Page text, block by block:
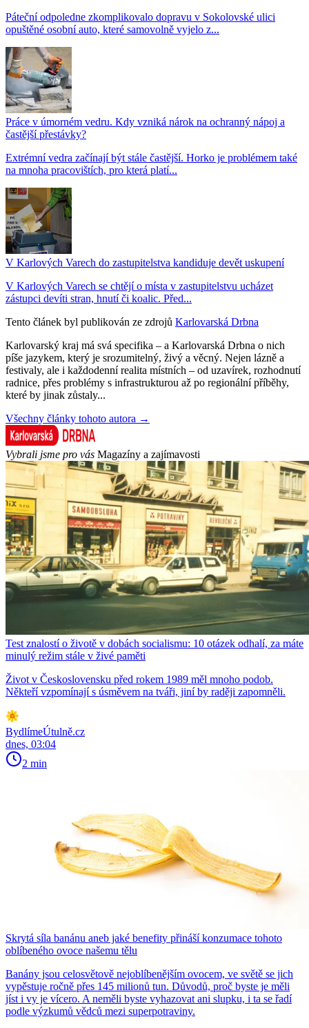
Páteční odpoledne zkomplikovalo dopravu v Sokolovské ulici
opuštěné osobní auto, které samovolně vyjelo z...
Práce v úmorném vedru. Kdy vzniká nárok na ochranný nápoj a
častější přestávky?
Extrémní vedra začínají být stále častější. Horko je problémem také
na mnoha pracovištích, pro která platí...
V Karlových Varech do zastupitelstva kandiduje devět uskupení
V Karlových Varech se chtějí o místa v zastupitelstvu ucházet
zástupci devíti stran, hnutí či koalic. Před...
Tento článek byl publikován ze zdrojů Karlovarská Drbna
Karlovarský kraj má svá specifika – a Karlovarská Drbna o nich
píše jazykem, který je srozumitelný, živý a věcný. Nejen lázně a
festivaly, ale i každodenní realita místních – od uzavírek, rozhodnutí
radnice, přes problémy s infrastrukturou až po regionální příběhy,
které by jinak zůstaly...
Všechny články tohoto autora →
Vybrali jsme pro vás Magazíny a zajímavosti
Test znalostí o životě v dobách socialismu: 10 otázek odhalí, za máte
minulý režim stále v živé paměti
Život v Československu před rokem 1989 měl mnoho podob.
Někteří vzpomínají s úsměvem na tváři, jiní by raději zapomněli.
BydlímeÚtulně.cz
dnes, 03:04
2 min
Skrytá síla banánu aneb jaké benefity přináší konzumace tohoto
oblíbeného ovoce našemu tělu
Banány jsou celosvětově nejoblíbenějším ovocem, ve světě se jich
vypěstuje ročně přes 145 milionů tun. Důvodů, proč byste je měli
jíst i vy je vícero. A neměli byste vyhazovat ani slupku, i ta se řadí
podle výzkumů vědců mezi superpotraviny.